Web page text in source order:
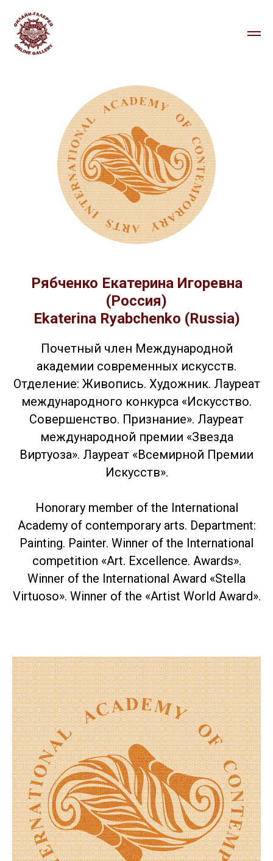
Рябченко Екатерина Игоревна
(Россия)
Ekaterina Ryabchenko (Russia)
Почетный член Международной
академии современных искусств.
Отделение: Живопись. Художник. Лауреат
международного конкурса «Искусство.
Совершенство. Признание». Лауреат
международной премии «Звезда
Виртуоза». Лауреат «Всемирной Премии
Искусств».
Honorary member of the International
Academy of contemporary arts. Department:
Painting. Painter. Winner of the International
competition «Art. Excellence. Awards».
Winner of the International Award «Stella
Virtuoso». Winner of the «Artist World Award».